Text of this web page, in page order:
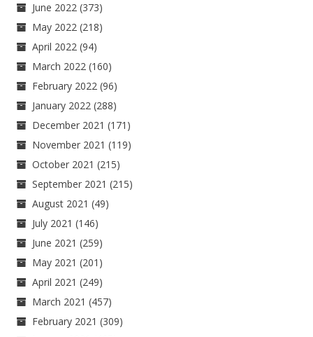
June 2022 (373)
May 2022 (218)
April 2022 (94)
March 2022 (160)
February 2022 (96)
January 2022 (288)
December 2021 (171)
November 2021 (119)
October 2021 (215)
September 2021 (215)
August 2021 (49)
July 2021 (146)
June 2021 (259)
May 2021 (201)
April 2021 (249)
March 2021 (457)
February 2021 (309)